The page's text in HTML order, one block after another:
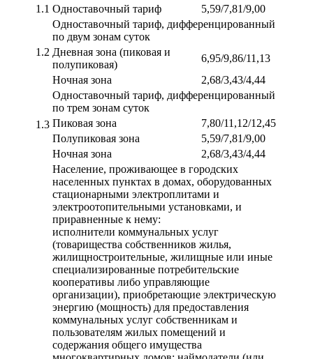
1.1 Одноставочный тариф 5,59/7,81/9,00
1.2
Одноставочный тариф, дифференцированный
по двум зонам суток
Дневная зона (пиковая и
полупиковая)
6,95/9,86/11,13
Ночная зона
2,68/3,43/4,44
1.3
Одноставочный тариф, дифференцированный
по трем зонам суток
Пиковая зона
7,80/11,12/12,45
Полупиковая зона
5,59/7,81/9,00
Ночная зона
2,68/3,43/4,44
Население, проживающее в городских
населенных пунктах в домах, оборудованных
стационарными электроплитами и
электроотопительными установками, и
приравненные к нему:
исполнители коммунальных услуг
(товарищества собственников жилья,
жилищностроительные, жилищные или иные
специализированные потребительские
кооперативы либо управляющие
организации), приобретающие электрическую
энергию (мощность) для предоставления
коммунальных услуг собственникам и
пользователям жилых помещений и
содержания общего имущества